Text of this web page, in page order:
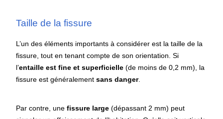
Taille de la fissure
L’un des éléments importants à considérer est la taille de la
fissure, tout en tenant compte de son orientation. Si
l’entaille est fine et superficielle (de moins de 0,2 mm), la
fissure est généralementsans danger.
Par contre, unefissure large (dépassant 2 mm) peut